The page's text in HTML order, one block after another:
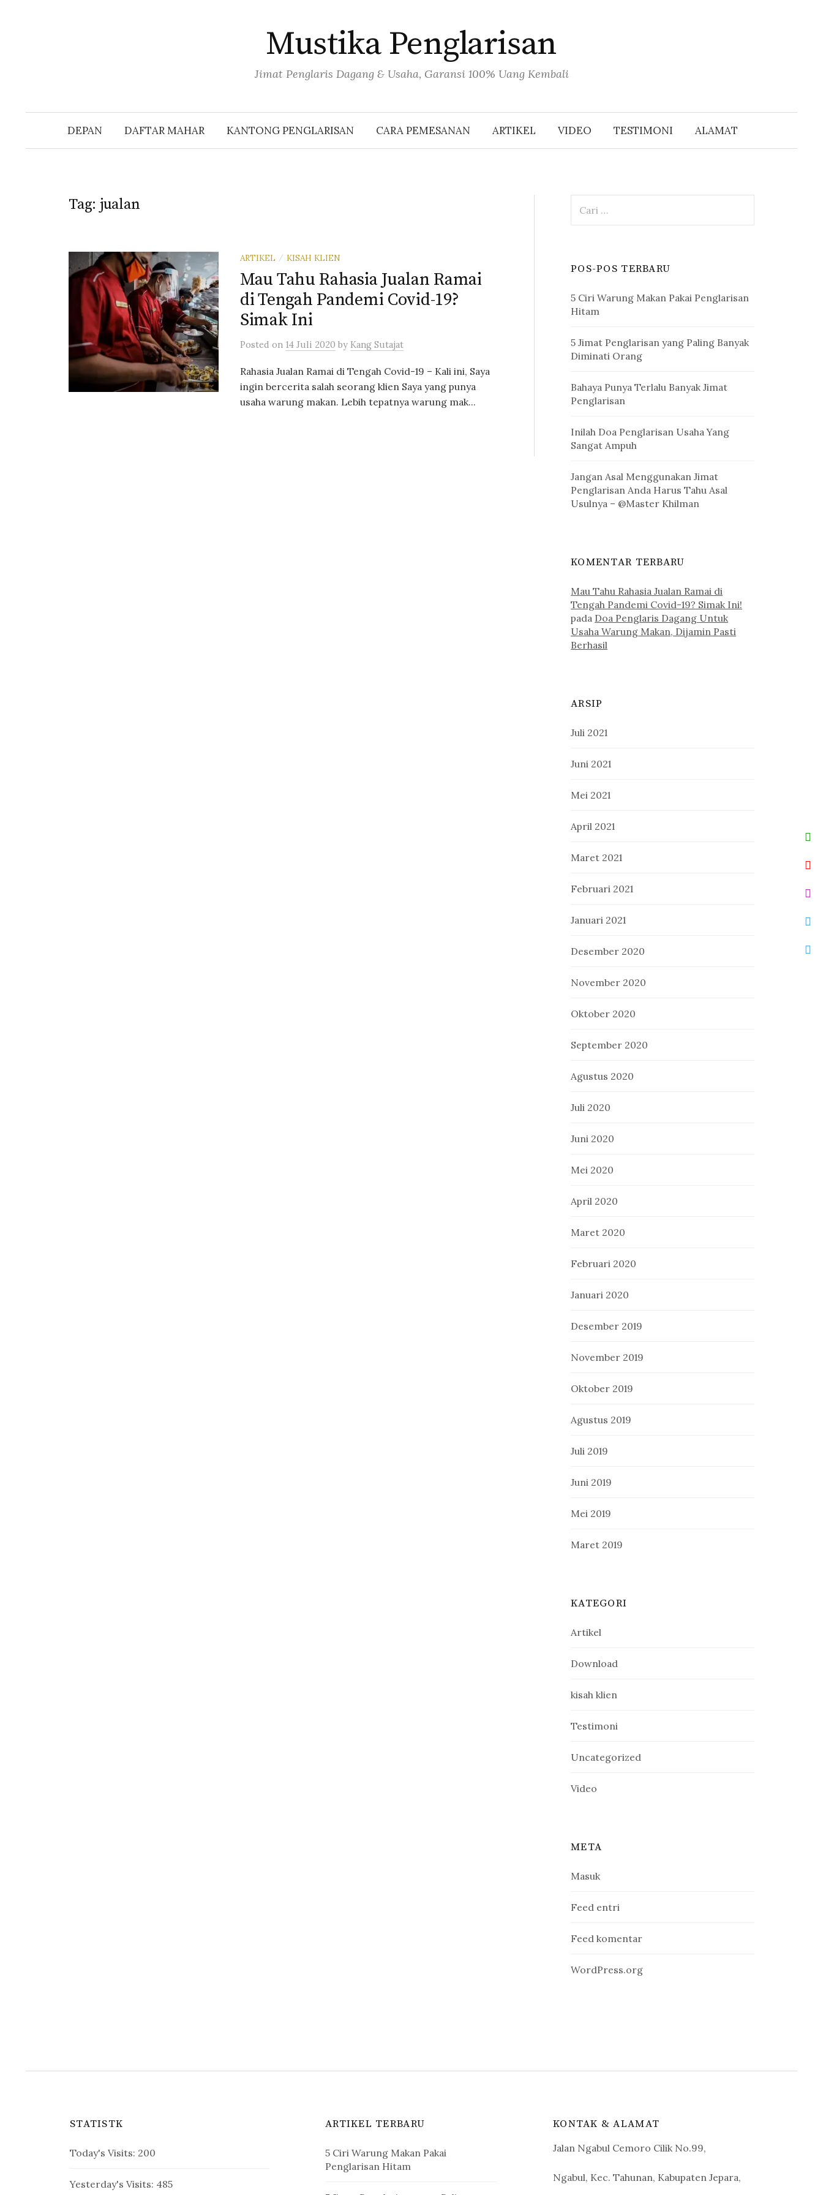
Mustika Penglarisan
Jimat Penglaris Dagang & Usaha, Garansi 100% Uang Kembali
DEPAN DAFTAR MAHAR KANTONG PENGLARISAN CARA PEMESANAN ARTIKEL VIDEO TESTIMONI ALAMAT
Cari
Tag: jualan
ARTIKEL / KISAH KLIEN
Mau Tahu Rahasia Jualan Ramai
di Tengah Pandemi Covid-19?
Simak Ini
Posted on 14 Juli 2020 by Kang Sutajat
Rahasia Jualan Ramai di Tengah Covid-19 – Kali ini, Saya
ingin bercerita salah seorang klien Saya yang punya
usaha warung makan. Lebih tepatnya warung mak...
untuk:
POS-POS TERBARU
5 Ciri Warung Makan Pakai Penglarisan
Hitam
5 Jimat Penglarisan yang Paling Banyak
Diminati Orang
Bahaya Punya Terlalu Banyak Jimat
Penglarisan
Inilah Doa Penglarisan Usaha Yang
Sangat Ampuh
Jangan Asal Menggunakan Jimat
Penglarisan Anda Harus Tahu Asal
Usulnya – @Master Khilman
KOMENTAR TERBARU
Mau Tahu Rahasia Jualan Ramai di
Tengah Pandemi Covid-19? Simak Ini!
pada Doa Penglaris Dagang Untuk
Usaha Warung Makan, Dijamin Pasti
Berhasil
ARSIP
Juli 2021
Juni 2021
Mei 2021
April 2021
Maret 2021
Februari 2021
Januari 2021
Desember 2020
November 2020
Oktober 2020
September 2020
Agustus 2020
Juli 2020
Juni 2020
Mei 2020
April 2020
Maret 2020
Februari 2020
Januari 2020
Desember 2019
November 2019
Oktober 2019
Agustus 2019
Juli 2019
Juni 2019
Mei 2019
Maret 2019
KATEGORI
Artikel
Download
kisah klien
Testimoni
Uncategorized
Video
META
Masuk
Feed entri
Feed komentar
WordPress.org
STATISTK
Today's Visits: 200
Yesterday's Visits: 485
ARTIKEL TERBARU
5 Ciri Warung Makan Pakai
Penglarisan Hitam
KONTAK & ALAMAT
Jalan Ngabul Cemoro Cilik No.99,
Ngabul, Kec. Tahunan, Kabupaten Jepara,